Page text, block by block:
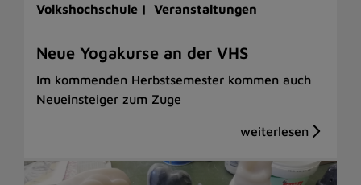
Volkshochschule | Veranstaltungen
Neue Yogakurse an der VHS
Im kommenden Herbstsemester kommen auch
Neueinsteiger zum Zuge